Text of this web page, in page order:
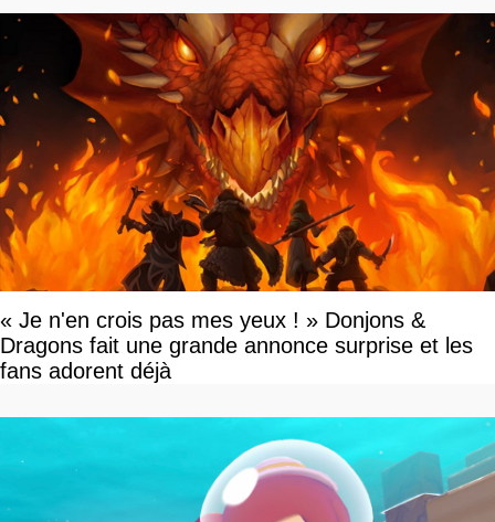
« Je n'en crois pas mes yeux ! » Donjons &
Dragons fait une grande annonce surprise et les
fans adorent déjà